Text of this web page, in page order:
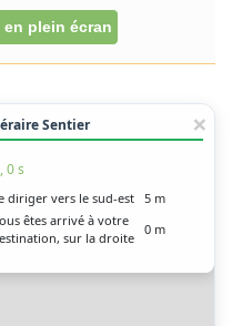
plein écran
Sentier
0 s
diriger vers le sud-est
5 m
êtes arrivé à votre
sur la droite
0 m